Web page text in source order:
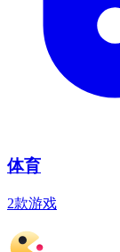
体育
2款游戏